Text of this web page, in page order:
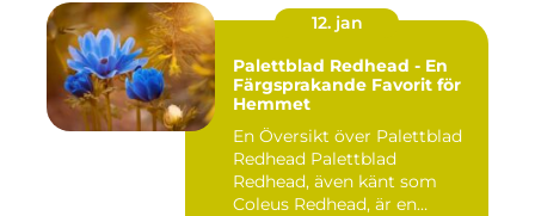
12. jan
Palettblad Redhead - En
Färgsprakande Favorit för
Hemmet
En Översikt över Palettblad
Redhead Palettblad
Redhead, även känt som
Coleus Redhead, är en